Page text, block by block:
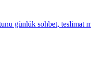
günlük sohbet, teslimat